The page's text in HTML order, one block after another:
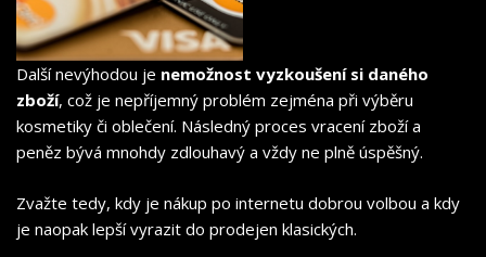
Další nevýhodou je nemožnost vyzkoušení si daného
zboží, což je nepříjemný problém zejména při výběru
kosmetiky či oblečení. Následný proces vracení zboží a
peněz bývá mnohdy zdlouhavý a vždy ne plně úspěšný.
Zvažte tedy, kdy je nákup po internetu dobrou volbou a kdy
je naopak lepší vyrazit do prodejen klasických.